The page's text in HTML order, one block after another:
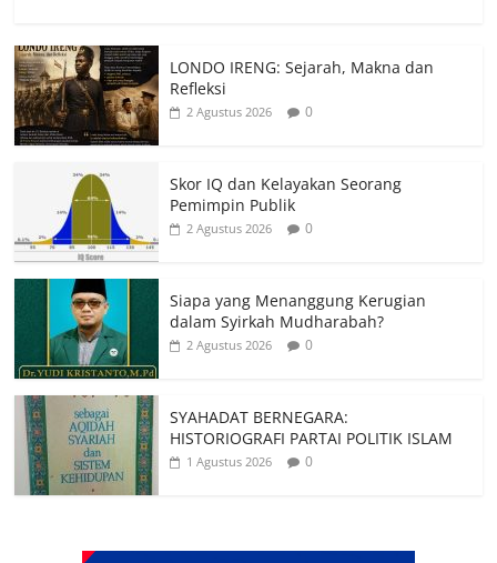
LONDO IRENG: Sejarah, Makna dan
Refleksi
2 Agustus 2026 0
Skor IQ dan Kelayakan Seorang
Pemimpin Publik
2 Agustus 2026 0
Siapa yang Menanggung Kerugian
dalam Syirkah Mudharabah?
2 Agustus 2026 0
SYAHADAT BERNEGARA:
HISTORIOGRAFI PARTAI POLITIK ISLAM
1 Agustus 2026 0